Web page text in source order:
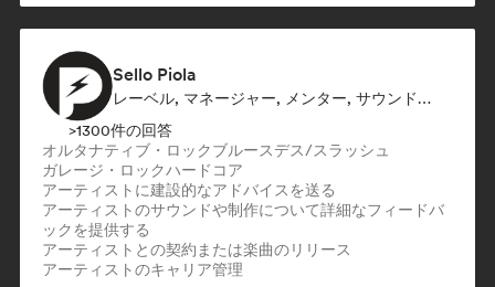
Sello Piola
レーベル, マネージャー, メンター, サウンドエキスパート
>1300件の回答
オルタナティブ・ロックブルースデス/スラッシュ
ガレージ・ロックハードコア
アーティストに建設的なアドバイスを送る
アーティストのサウンドや制作について詳細なフィードバ
ックを提供する
アーティストとの契約または楽曲のリリース
アーティストのキャリア管理